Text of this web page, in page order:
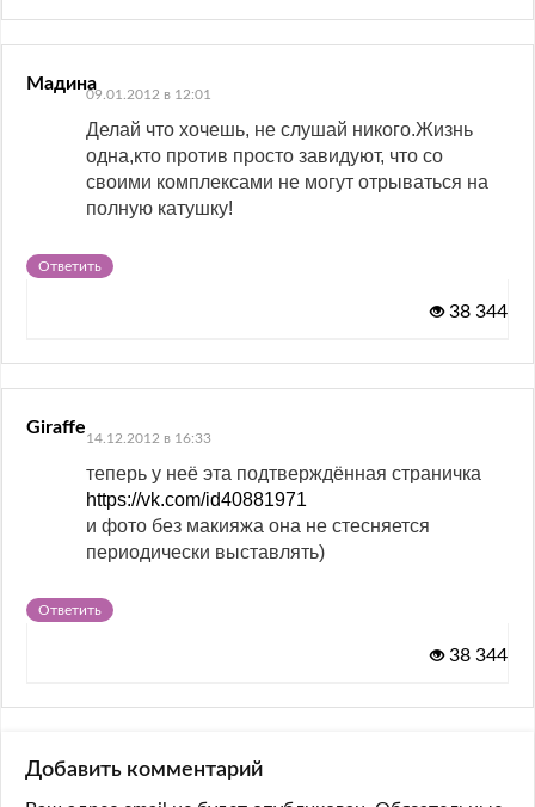
Мадина
09.01.2012 в 12:01
Делай что хочешь, не слушай никого.Жизнь
одна,кто против просто завидуют, что со
своими комплексами не могут отрываться на
полную катушку!
Ответить
38 344
Giraffe
14.12.2012 в 16:33
теперь у неё эта подтверждённая страничка
https://vk.com/id40881971
и фото без макияжа она не стесняется
периодически выставлять)
Ответить
38 344
Добавить комментарий